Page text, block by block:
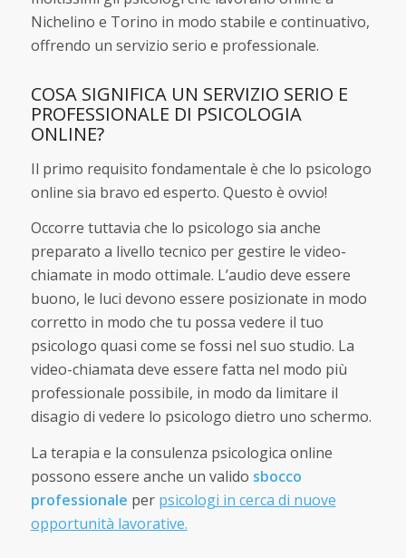
Nichelino e Torino in modo stabile e continuativo,
offrendo un servizio serio e professionale.
COSA SIGNIFICA UN SERVIZIO SERIO E
PROFESSIONALE DI PSICOLOGIA
ONLINE?
Il primo requisito fondamentale è che lo psicologo
online sia bravo ed esperto. Questo è ovvio!
Occorre tuttavia che lo psicologo sia anche
preparato a livello tecnico per gestire le video-
chiamate in modo ottimale. L’audio deve essere
buono, le luci devono essere posizionate in modo
corretto in modo che tu possa vedere il tuo
psicologo quasi come se fossi nel suo studio. La
video-chiamata deve essere fatta nel modo più
professionale possibile, in modo da limitare il
disagio di vedere lo psicologo dietro uno schermo.
La terapia e la consulenza psicologica online
possono essere anche un valido sbocco
professionale per psicologi in cerca di nuove
opportunità lavorative.